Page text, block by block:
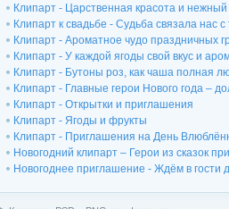
Клипарт - Царственная красота и
Клипарт к свадьбе - Судьба связала нас с
Клипарт - Ароматное чудо праздничных
Клипарт - У каждой ягоды свой вкус и
Клипарт - Бутоны роз, как чаша полная
Клипарт - Главные герои Нового года –
Клипарт - Открытки и приглашения
Клипарт - Ягоды и фрукты
Клипарт - Приглашения на День
Новогодний клипарт – Герои из сказок
Новогоднее приглашение - Ждём в гости